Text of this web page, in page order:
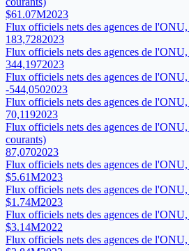
$61.07M2023
Flux officiels nets des agences de
183,7282023
Flux officiels nets des agences de
344,1972023
Flux officiels nets des agences de
-544,0502023
Flux officiels nets des agences de
70,1192023
Flux officiels nets des agences de
courants)
87,0702023
Flux officiels nets des agences de
$5.61M2023
Flux officiels nets des agences de
$1.74M2023
Flux officiels nets des agences de
$3.14M2022
Flux officiels nets des agences de